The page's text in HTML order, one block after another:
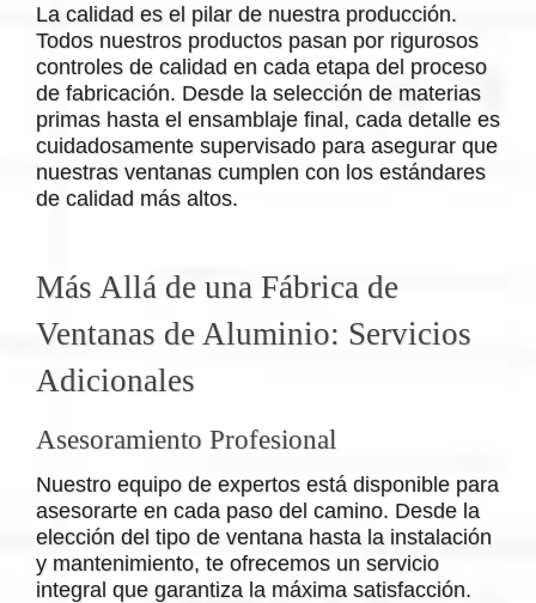
La calidad es el pilar de nuestra producción.
Todos nuestros productos pasan por rigurosos
controles de calidad en cada etapa del proceso
de fabricación. Desde la selección de materias
primas hasta el ensamblaje final, cada detalle es
cuidadosamente supervisado para asegurar que
nuestras ventanas cumplen con los estándares
de calidad más altos.
Más Allá de una Fábrica de
Ventanas de Aluminio: Servicios
Adicionales
Asesoramiento Profesional
Nuestro equipo de expertos está disponible para
asesorarte en cada paso del camino. Desde la
elección del tipo de ventana hasta la instalación
y mantenimiento, te ofrecemos un servicio
integral que garantiza la máxima satisfacción.